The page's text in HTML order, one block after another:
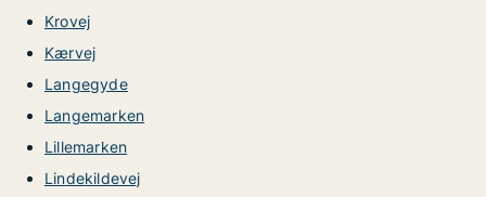
Krovej
Kærvej
Langegyde
Langemarken
Lillemarken
Lindekildevej